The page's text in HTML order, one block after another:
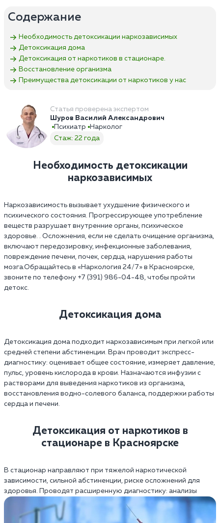
Содержание
Необходимость детоксикации наркозависимых
Детоксикация дома
Детоксикация от наркотиков в стационаре.
Восстановление организма
Преимущества детоксикации от наркотиков у нас
Статья проверена экспертом
Шуров Василий Александрович
Психиатр
Нарколог
Стаж: 22 года
Необходимость детоксикации
наркозависимых
Наркозависимость вызывает ухудшение физического и
психического состояния. Прогрессирующее употребление
веществ разрушает внутренние органы, психическое
здоровье. . Осложнения, если не сделать очищение организма,
включают передозировку, инфекционные заболевания,
повреждение печени, почек, сердца, нарушения работы
мозга.Обращайтесь в «Наркология 24/7» в Красноярске,
звоните по телефону +7 (391) 986-04-48, чтобы пройти
детокс.
Детоксикация дома
Детоксикация дома подходит наркозависимым при легкой или
средней степени абстиненции. Врач проводит экспресс-
диагностику: оценивает общее состояние, измеряет давление,
пульс, уровень кислорода в крови. Назначаются инфузии с
растворами для выведения наркотиков из организма,
восстановления водно-солевого баланса, поддержки работы
сердца и печени.
Детоксикация от наркотиков в
стационаре в Красноярске
В стационар направляют при тяжелой наркотической
зависимости, сильной абстиненции, риске осложнений для
здоровья. Проводят расширенную диагностику: анализы